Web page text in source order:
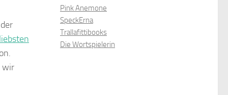
wir
Pink Anemone
SpeckErna
Trallafittibooks
Die Wortspielerin